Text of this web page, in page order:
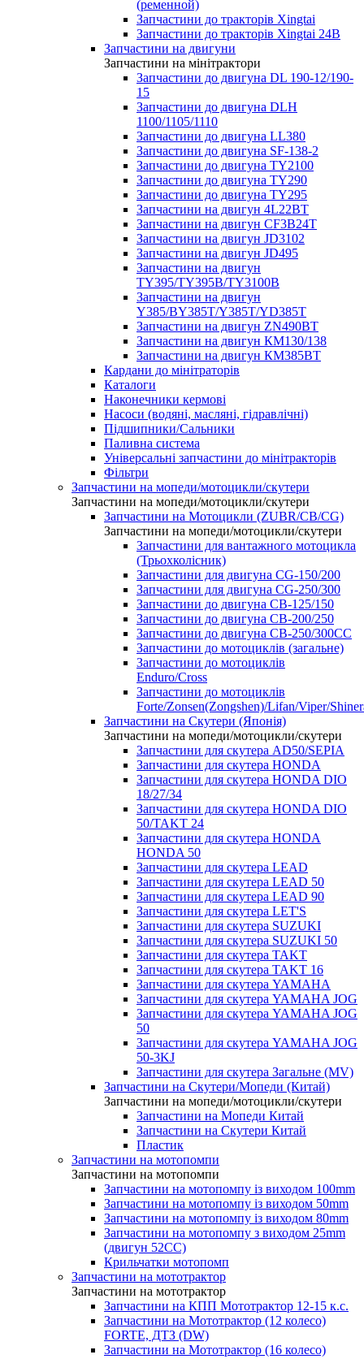
(ременной)
Запчастини до тракторів Xingtai
Запчастини до тракторів Xingtai 24В
Запчастини на двигуни
Запчастини на мінітрактори
Запчастини до двигуна DL 190-12/190-
15
Запчастини до двигуна DLH
1100/1105/1110
Запчастини до двигуна LL380
Запчастини до двигуна SF-138-2
Запчастини до двигуна TY2100
Запчастини до двигуна TY290
Запчастини до двигуна TY295
Запчастини на двигун 4L22BT
Запчастини на двигун CF3B24T
Запчастини на двигун JD3102
Запчастини на двигун JD495
Запчастини на двигун
TY395/TY395В/TY3100В
Запчастини на двигун
Y385/BY385T/Y385T/YD385T
Запчастини на двигун ZN490BT
Запчастини на двигун КМ130/138
Запчастини на двигун КМ385ВТ
Кардани до мінітраторів
Каталоги
Наконечники кермові
Насоси (водяні, масляні, гідравлічні)
Підшипники/Сальники
Паливна система
Універсальні запчастини до мінітракторів
Фільтри
Запчастини на мопеди/мотоцикли/скутери
Запчастини на мопеди/мотоцикли/скутери
Запчастини на Мотоцикли (ZUBR/CB/CG)
Запчастини на мопеди/мотоцикли/скутери
Запчастини для вантажного мотоцикла
(Трьохколісник)
Запчастини для двигуна CG-150/200
Запчастини для двигуна CG-250/300
Запчастини до двигуна CB-125/150
Запчастини до двигуна CB-200/250
Запчастини до двигуна CB-250/300СС
Запчастини до мотоциклів (загальне)
Запчастини до мотоциклів
Enduro/Cross
Запчастини до мотоциклів
Forte/Zonsen(Zongshen)/Lifan/Viper/
Запчастини на Скутери (Японія)
Запчастини на мопеди/мотоцикли/скутери
Запчастини для скутера AD50/SEPIA
Запчастини для скутера HONDA
Запчастини для скутера HONDA DIO
18/27/34
Запчастини для скутера HONDA DIO
50/TAKT 24
Запчастини для скутера HONDA
HONDA 50
Запчастини для скутера LEAD
Запчастини для скутера LEAD 50
Запчастини для скутера LEAD 90
Запчастини для скутера LET'S
Запчастини для скутера SUZUKI
Запчастини для скутера SUZUKI 50
Запчастини для скутера TAKT
Запчастини для скутера TAKT 16
Запчастини для скутера YAMAHA
Запчастини для скутера YAMAHA JOG
Запчастини для скутера YAMAHA JOG
50
Запчастини для скутера YAMAHA JOG
50-3KJ
Запчастини для скутера Загальне (MV)
Запчастини на Скутери/Мопеди (Китай)
Запчастини на мопеди/мотоцикли/скутери
Запчастини на Мопеди Китай
Запчастини на Скутери Китай
Пластик
Запчастини на мотопомпи
Запчастини на мотопомпи
Запчастини на мотопомпу із виходом 100mm
Запчастини на мотопомпу із виходом 50mm
Запчастини на мотопомпу із виходом 80mm
Запчастини на мотопомпу з виходом 25mm
(двигун 52CC)
Крильчатки мотопомп
Запчастини на мототрактор
Запчастини на мототрактор
Запчастини на КПП Мототрактор 12-15 к.с.
Запчастини на Мототрактор (12 колесо)
FORTE, ДТЗ (DW)
Запчастини на Мототрактор (16 колесо)